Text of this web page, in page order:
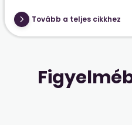
Tovább a teljes cikkhez